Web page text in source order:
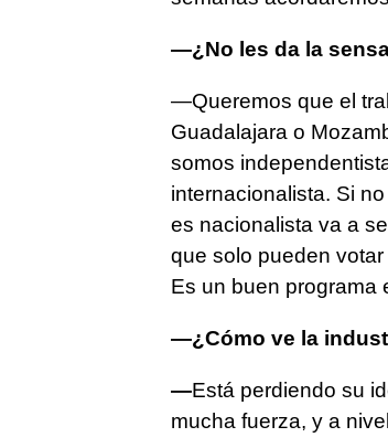
—¿No les da la
—Queremos que el
Guadalajara o
somos
internacionalista. Si
es nacionalista va a
que solo pueden
Es un buen programa
—¿Cómo ve la
—Está perdiendo su
mucha fuerza, y a